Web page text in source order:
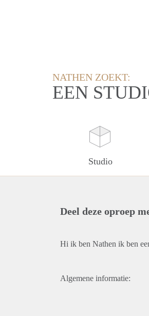
NATHEN ZOEKT:
EEN
Studio
Deel deze oproep
Hi ik ben Nathen ik ben
Algemene informatie: